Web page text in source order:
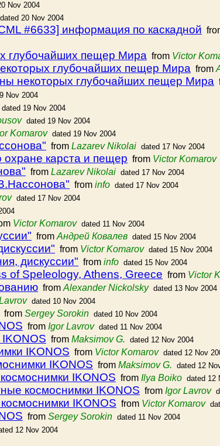
Nov 2004
dated 20 Nov 2004
#6633] информация по каскадной
глубочайших пещер Мира from Victor
глубочайших пещер Мира from
некоторых глубочайших пещер Мира
Nov 2004
dated 19 Nov 2004
dated 19 Nov 2004
Komarov dated 19 Nov 2004
from Lazarev Nikolai dated 17 Nov 2004
охране карста и пещер from Victor Komarov
from Lazarev Nikolai dated 17 Nov 2004
from info dated 17 Nov 2004
dated 17 Nov 2004
Victor Komarov dated 11 Nov 2004
from Андрей Ковалев dated 15 Nov 2004
from Victor Komarov dated 15 Nov 2004
дискуссии" from info dated 15 Nov 2004
of Speleology, Athens, Greece from Victor
from Alexander Nickolsky dated 13 Nov 2004
dated 10 Nov 2004
from Sergey Sorokin dated 10 Nov 2004
from Igor Lavrov dated 11 Nov 2004
from Maksimov G. dated 12 Nov 2004
IKONOS from Victor Komarov dated 12 Nov
IKONOS from Maksimov G. dated 12
IKONOS from Ilya Boiko dated 12
космоснимки IKONOS from Igor Lavrov
IKONOS from Victor Komarov
from Sergey Sorokin dated 11 Nov 2004
12 Nov 2004